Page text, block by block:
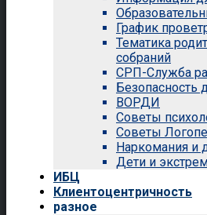
График
Тематика
собраний
СРП-Служба
Безопасность
ВОРДИ
Советы
Советы
Наркомания и
Дети и
ИБЦ
Клиентоцентричность
разное